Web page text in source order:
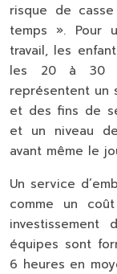
risque de
temps ». Pour
travail, les
les 20 à 30
représentent un
et des fins de
et un niveau
avant même le
Un service
comme un
investissement
équipes sont
6 heures en